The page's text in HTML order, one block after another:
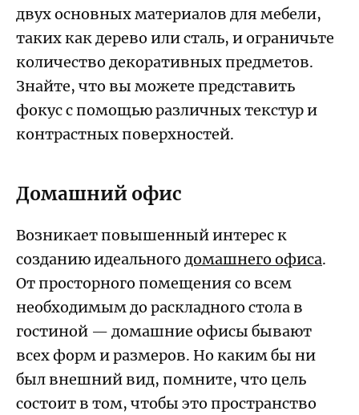
двух основных материалов для мебели,
таких как дерево или сталь, и ограничьте
количество декоративных предметов.
Знайте, что вы можете представить
фокус с помощью различных текстур и
контрастных поверхностей.
Домашний офис
Возникает повышенный интерес к
созданию идеального домашнего офиса.
От просторного помещения со всем
необходимым до раскладного стола в
гостиной — домашние офисы бывают
всех форм и размеров. Но каким бы ни
был внешний вид, помните, что цель
состоит в том, чтобы это пространство